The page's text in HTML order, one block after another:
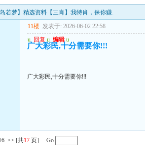
若梦】精选资料【三肖】我特肖，保你赚.
11楼 发表于: 2026-06-02 22:58
u 回复 u 编辑 u
广大彩民,十分需要你!!!
广大彩民,十分需要你!!!
>> [共17 页] Go